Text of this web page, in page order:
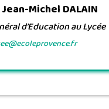
Michel DALAIN
d’Education au Lycée